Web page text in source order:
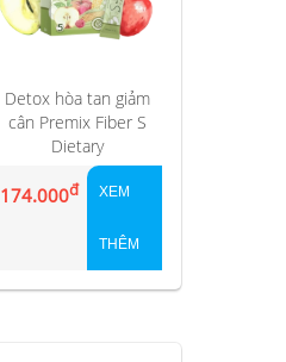
Detox hòa tan giảm
cân Premix Fiber S
Dietary
174.000đ XEM
THÊM